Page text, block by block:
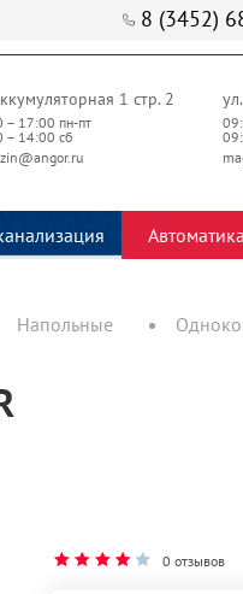
8 (3452)
1 стр. 2
– 17:00 пн-пт
– 14:00 сб
Напольные
0 отзывов